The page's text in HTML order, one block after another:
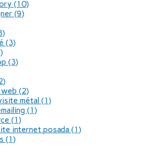
(10)
(9)
(3)
(3)
(2)
métal (1)
(1)
(1)
internet posada (1)
(1)